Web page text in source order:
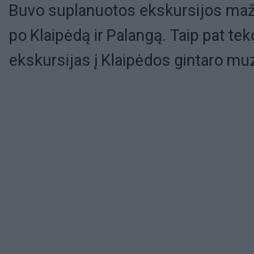
Buvo suplanuotos ekskursijos
po Klaipėdą ir Palangą. Taip pat
ekskursijas į Klaipėdos gintaro